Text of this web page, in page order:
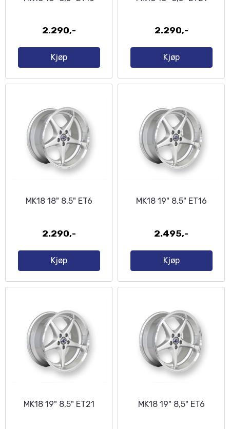
2.290,-
Kjøp
2.290,-
Kjøp
MK18 18" 8,5" ET6
2.290,-
Kjøp
MK18 19" 8,5" ET16
2.495,-
Kjøp
MK18 19" 8,5" ET21 MK18 19" 8,5" ET6